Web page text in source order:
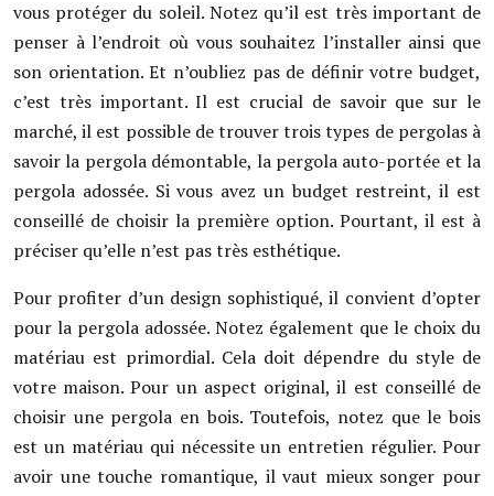
vous protéger du soleil. Notez qu’il est très important de
penser à l’endroit où vous souhaitez l’installer ainsi que
son orientation. Et n’oubliez pas de définir votre budget,
c’est très important. Il est crucial de savoir que sur le
marché, il est possible de trouver trois types de pergolas à
savoir la pergola démontable, la pergola auto-portée et la
pergola adossée. Si vous avez un budget restreint, il est
conseillé de choisir la première option. Pourtant, il est à
préciser qu’elle n’est pas très esthétique.
Pour profiter d’un design sophistiqué, il convient d’opter
pour la pergola adossée. Notez également que le choix du
matériau est primordial. Cela doit dépendre du style de
votre maison. Pour un aspect original, il est conseillé de
choisir une pergola en bois. Toutefois, notez que le bois
est un matériau qui nécessite un entretien régulier. Pour
avoir une touche romantique, il vaut mieux songer pour